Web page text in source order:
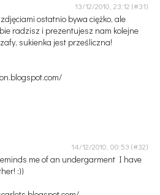
13/12/2010, 23:12
ostatnio bywa ciężko, ale
radzisz i prezentujesz nam kolejne
sukienka jest prześliczna!
14/12/2010, 00:53
me of an undergarment I have
:))